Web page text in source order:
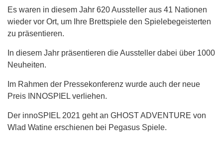
Es waren in diesem Jahr 620 Aussteller aus 41 Nationen
wieder vor Ort, um Ihre Brettspiele den Spielebegeisterten
zu präsentieren.
In diesem Jahr präsentieren die Aussteller dabei über 1000
Neuheiten.
Im Rahmen der Pressekonferenz wurde auch der neue
Preis INNOSPIEL verliehen.
Der innoSPIEL 2021 geht an GHOST ADVENTURE von
Wlad Watine erschienen bei Pegasus Spiele.